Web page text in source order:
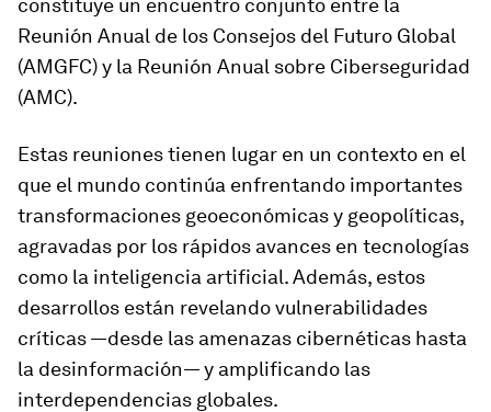
constituye un encuentro conjunto entre la
Reunión Anual de los Consejos del Futuro Global
(AMGFC) y la Reunión Anual sobre Ciberseguridad
(AMC).
Estas reuniones tienen lugar en un contexto en el
que el mundo continúa enfrentando importantes
transformaciones geoeconómicas y geopolíticas,
agravadas por los rápidos avances en tecnologías
como la inteligencia artificial. Además, estos
desarrollos están revelando vulnerabilidades
críticas —desde las amenazas cibernéticas hasta
la desinformación— y amplificando las
interdependencias globales.